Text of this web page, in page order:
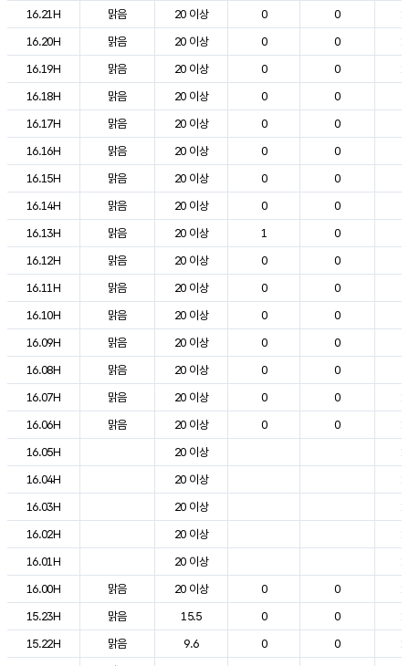
16.21H
맑음 20 이상 0 0
16.20H
맑음 20 이상 0 0
16.19H
맑음 20 이상 0 0
16.18H
맑음 20 이상 0 0
16.17H
맑음 20 이상 0 0
16.16H
맑음 20 이상 0 0
16.15H
맑음 20 이상 0 0
16.14H
맑음 20 이상 0 0
16.13H
맑음 20 이상 1 0
16.12H
맑음 20 이상 0 0
16.11H
맑음 20 이상 0 0
16.10H
맑음 20 이상 0 0
16.09H
맑음 20 이상 0 0
16.08H
맑음 20 이상 0 0
16.07H
맑음 20 이상 0 0
16.06H
맑음 20 이상 0 0
16.05H
20 이상
16.04H
20 이상
16.03H
20 이상
16.02H
20 이상
16.01H
20 이상
16.00H
맑음 20 이상 0 0
15.23H
맑음 15.5 0 0
15.22H
맑음 9.6 0 0